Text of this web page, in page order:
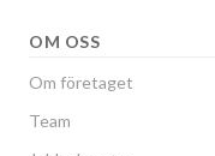
OM OSS
Om företaget
Team